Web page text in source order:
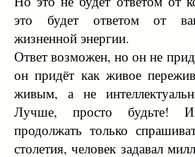
это будет ответом от
жизненной энергии.
Ответ возможен, но он не
он придёт как живое
живым, а не
Лучше, просто будьте!
продолжать только
столетия, человек задавал